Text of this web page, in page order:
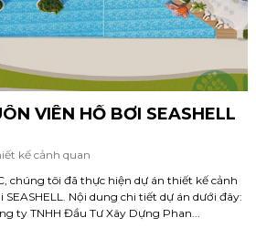
VIÊN HỒ BƠI SEASHELL
kế cảnh quan
chúng tôi đã thực hiện dự án thiết kế cảnh
Nội dung chi tiết dự án dưới đây:
ty TNHH Đầu Tư Xây Dựng Phan...